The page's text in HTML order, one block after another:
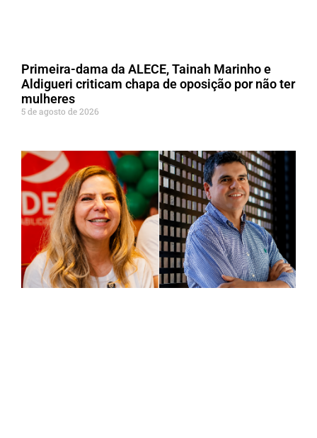
Primeira-dama da ALECE, Tainah Marinho e
Aldigueri criticam chapa de oposição por não ter
mulheres
5 de agosto de 2026